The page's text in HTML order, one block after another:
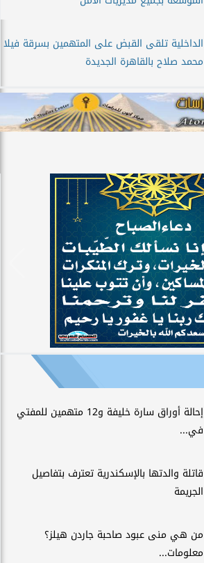
الداخلية تلقى القبض على المتهمين بسرقة فيلا
محمد صلاح بالقاهرة الجديدة
إحالة أوراق سارة خليفة و12 متهمين للمفتي
في...
قاتلة والدتها بالإسكندرية تعترف بتفاصيل
الجريمة
من هي منى عبود صاحبة جاردن هيلز؟
معلومات...